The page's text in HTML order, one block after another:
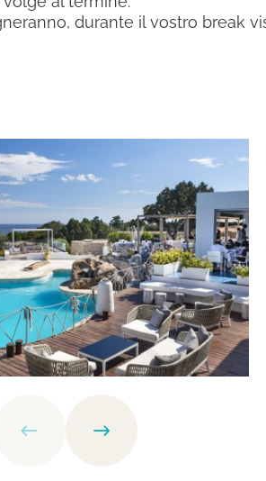
durante il vostro break